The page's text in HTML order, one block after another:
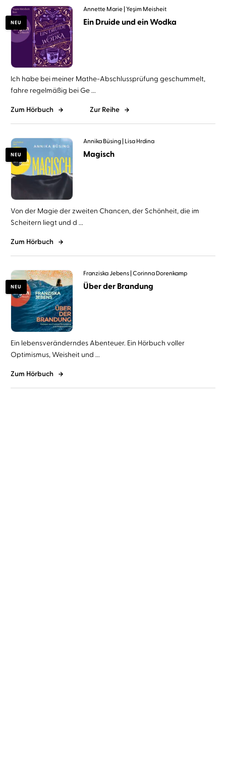
NEU
Annette Marie Yeşim Meisheit
Ein Druide und ein Wodka
Ich habe bei meiner Mathe-Abschlussprüfung geschummelt,
fahre regelmäßig bei Ge ...
Zum Hörbuch Zur Reihe
NEU
Annika Büsing Lisa Hrdina
Magisch
Von der Magie der zweiten Chancen, der Schönheit, die im
Scheitern liegt und d ...
Zum Hörbuch
NEU
Franziska Jebens Corinna Dorenkamp
Über der Brandung
Ein lebensveränderndes Abenteuer. Ein Hörbuch voller
Optimismus, Weisheit und ...
Zum Hörbuch